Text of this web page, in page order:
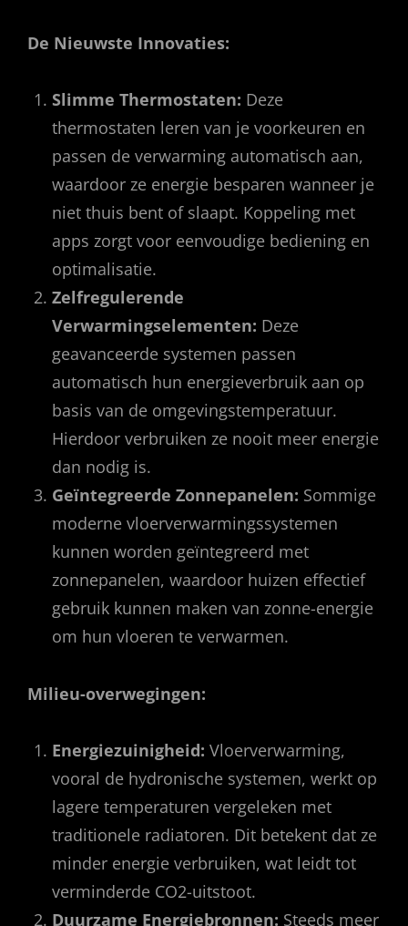
De Nieuwste Innovaties:
Slimme Thermostaten: Deze
thermostaten leren van je voorkeuren en
passen de verwarming automatisch aan,
waardoor ze energie besparen wanneer je
niet thuis bent of slaapt. Koppeling met
apps zorgt voor eenvoudige bediening en
optimalisatie.
Zelfregulerende
Verwarmingselementen: Deze
geavanceerde systemen passen
automatisch hun energieverbruik aan op
basis van de omgevingstemperatuur.
Hierdoor verbruiken ze nooit meer energie
dan nodig is.
Geïntegreerde Zonnepanelen: Sommige
moderne vloerverwarmingssystemen
kunnen worden geïntegreerd met
zonnepanelen, waardoor huizen effectief
gebruik kunnen maken van zonne-energie
om hun vloeren te verwarmen.
Milieu-overwegingen:
Energiezuinigheid: Vloerverwarming,
vooral de hydronische systemen, werkt op
lagere temperaturen vergeleken met
traditionele radiatoren. Dit betekent dat ze
minder energie verbruiken, wat leidt tot
verminderde CO2-uitstoot.
Duurzame Energiebronnen: Steeds meer